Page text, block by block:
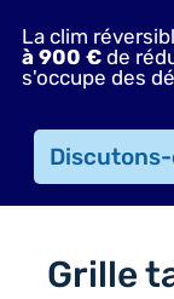
La clim
à 900 € de
s'occupe des
Grille